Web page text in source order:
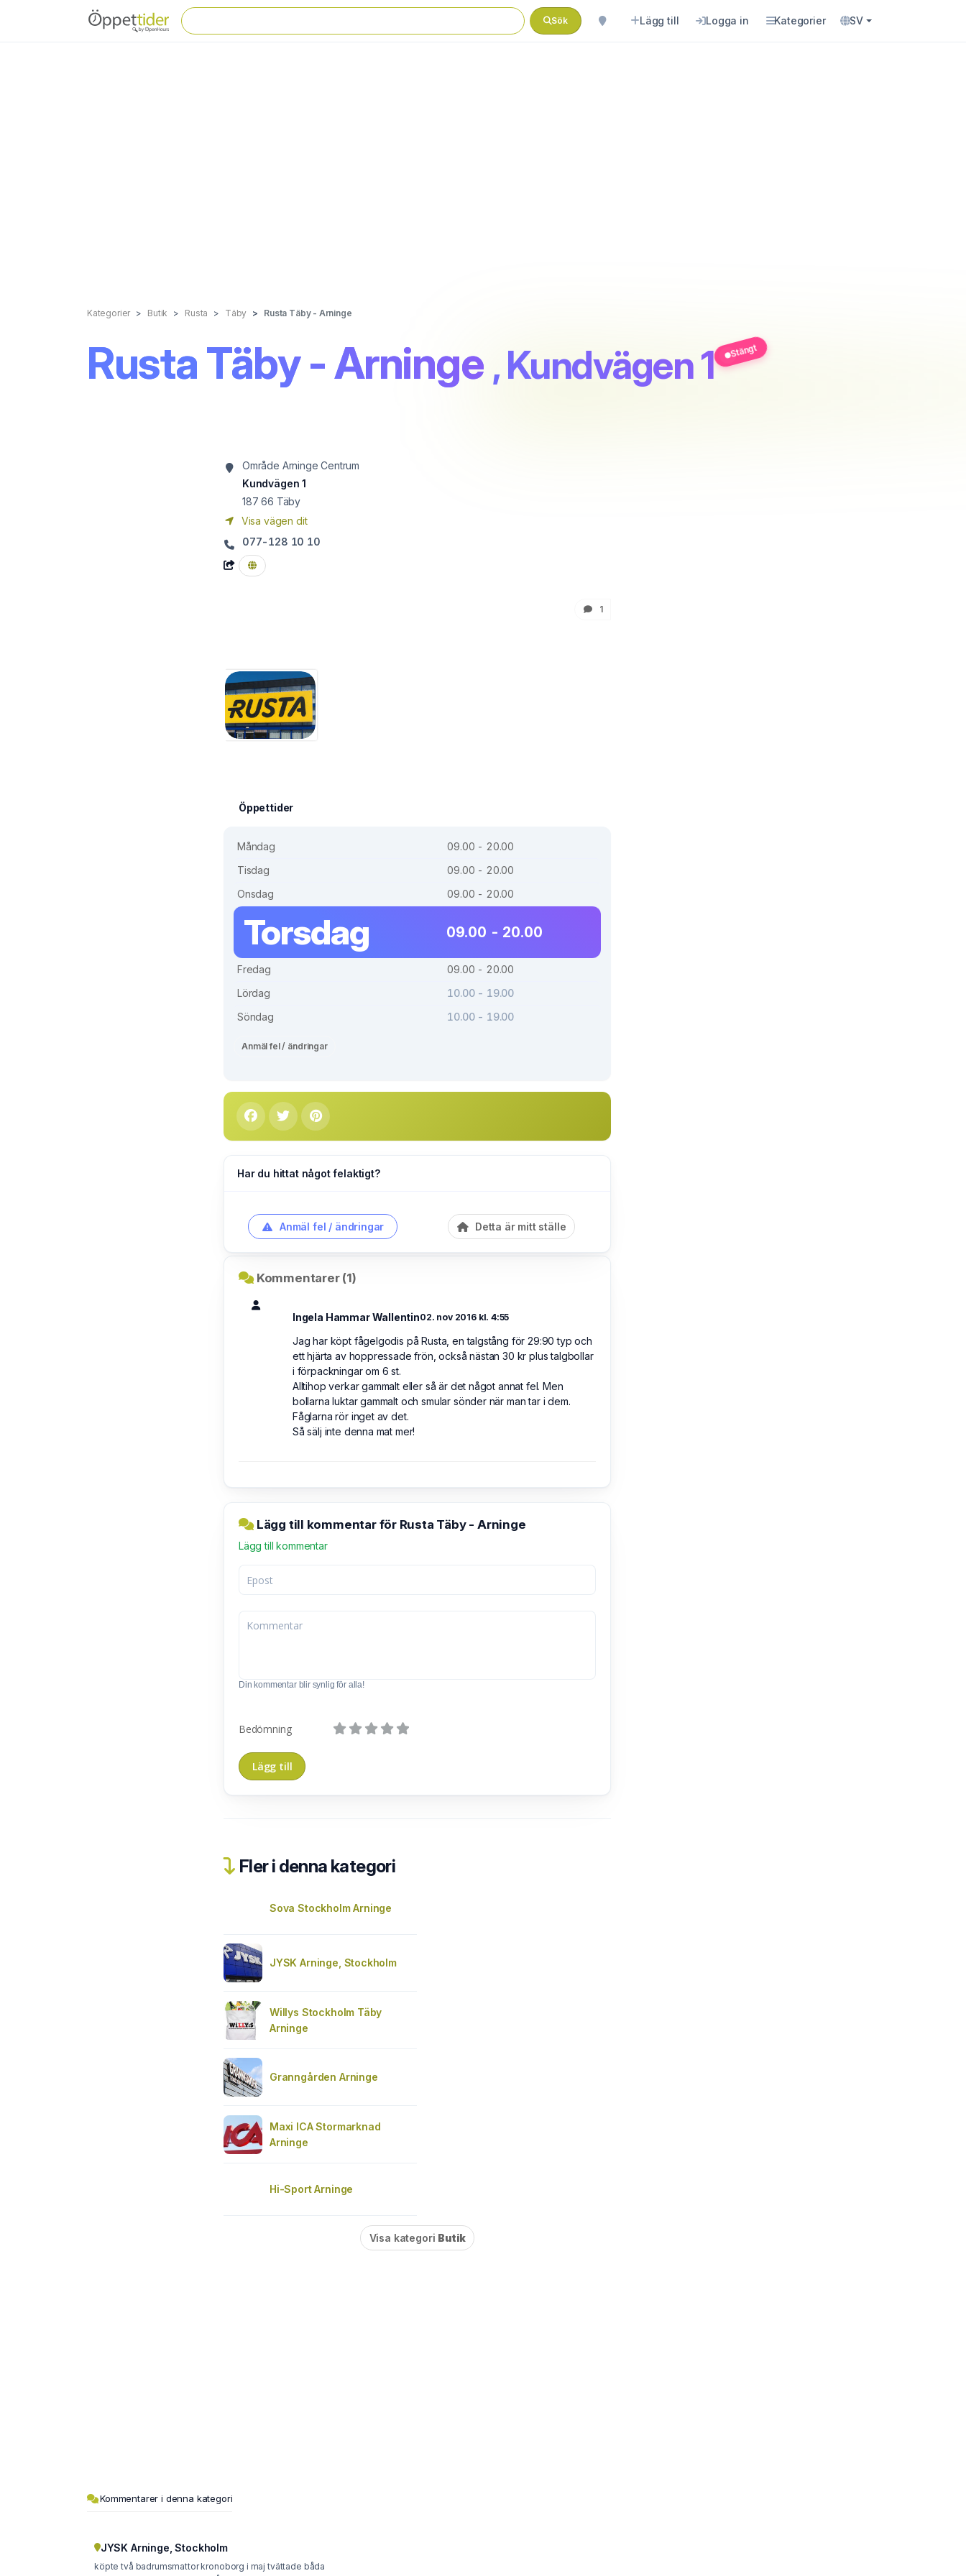
Sök Lägg till Logga in Kategorier SV
Kategorier Butik Rusta Täby Rusta Täby - Arninge
Rusta Täby - Arninge , Kundvägen 1 Stängt
Område Arninge Centrum
Kundvägen 1
187 66 Täby
Visa vägen dit
077-128 10 10
1
Öppettider
Måndag
09.00 - 20.00
Tisdag
09.00 - 20.00
Onsdag
09.00 - 20.00
Torsdag 09.00 - 20.00
Fredag
09.00 - 20.00
Lördag
10.00 - 19.00
Söndag
10.00 - 19.00
Anmäl fel / ändringar
Har du hittat något felaktigt?
Anmäl fel / ändringar Detta är mitt ställe
Kommentarer (1)
Ingela Hammar Wallentin02. nov 2016 kl. 4:55
Jag har köpt fågelgodis på Rusta, en talgstång för 29:90 typ och
ett hjärta av hoppressade frön, också nästan 30 kr plus talgbollar
i förpackningar om 6 st.
Alltihop verkar gammalt eller så är det något annat fel. Men
bollarna luktar gammalt och smular sönder när man tar i dem.
Fåglarna rör inget av det.
Så sälj inte denna mat mer!
Lägg till kommentar för Rusta Täby - Arninge
Lägg till kommentar
Din kommentar blir synlig för alla!
Bedömning
Fler i denna kategori
Sova Stockholm Arninge
JYSK Arninge, Stockholm
Willys Stockholm Täby
Arninge
Granngården Arninge
Maxi ICA Stormarknad
Arninge
Hi-Sport Arninge
Visa kategori Butik
Kommentarer i denna kategori
JYSK Arninge, Stockholm
köpte två badrumsmattor kronoborg i maj tvättade båda